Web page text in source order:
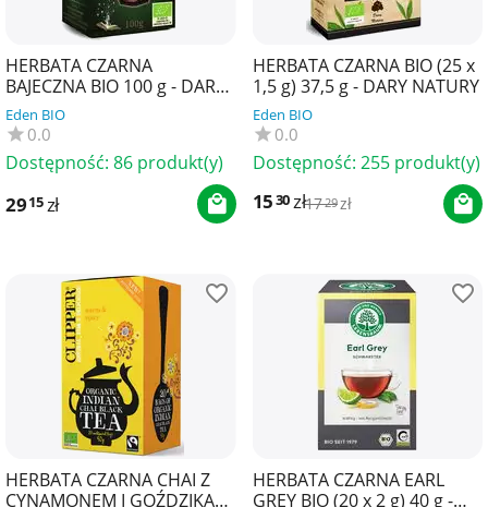
HERBATA CZARNA
BAJECZNA BIO 100 g - DARY
NATURY
Eden BIO
0.0
Dostępność: 86 produkt(y)
2915 zł
HERBATA CZARNA BIO (25 x
1,5 g) 37,5 g - DARY NATURY
Eden BIO
0.0
Dostępność: 255 produkt(y)
1530zł1729zł
HERBATA CZARNA CHAI Z
CYNAMONEM I GOŹDZIKAMI
HERBATA CZARNA EARL
GREY BIO (20 x 2 g) 40 g -